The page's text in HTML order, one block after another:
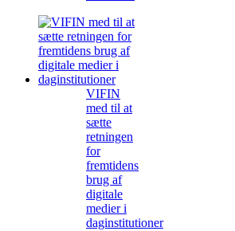
VIFIN
med til at
sætte
retningen
for
fremtidens
brug af
digitale
medier i
daginstitutioner